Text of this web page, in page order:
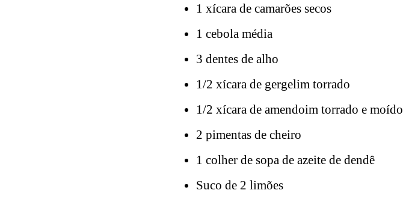
1 xícara de camarões secos
1 cebola média
3 dentes de alho
1/2 xícara de gergelim torrado
1/2 xícara de amendoim torrado e moído
2 pimentas de cheiro
1 colher de sopa de azeite de dendê
Suco de 2 limões